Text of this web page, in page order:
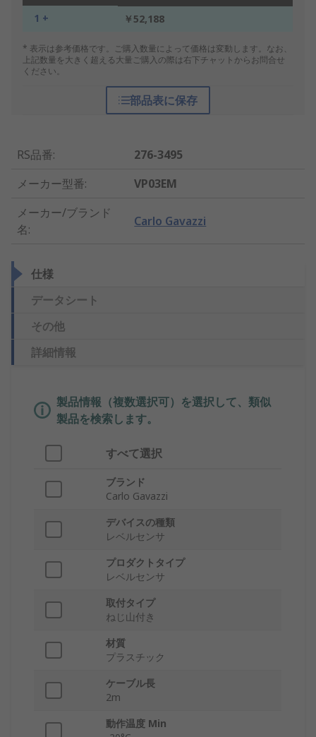
1 + ￥52,188
* 表示は参考価格です。ご購入数量によって価格は変動します。なお、
上記数量を大きく超える大量ご購入の際は右下チャットからお問合せ
ください。
部品表に保存
RS品番:
276-3495
メーカー型番:
VP03EM
メーカー/ブランド
名:
Carlo Gavazzi
仕様
データシート
その他
詳細情報
製品情報（複数選択可）を選択して、類似
製品を検索します。
すべて選択
ブランド
Carlo Gavazzi
デバイスの種類
レベルセンサ
プロダクトタイプ
レベルセンサ
取付タイプ
ねじ山付き
材質
プラスチック
ケーブル長
2m
動作温度 Min